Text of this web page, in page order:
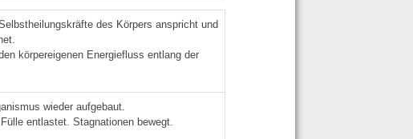
des Körpers anspricht und
körpereigenen Energiefluss entlang der
wieder aufgebaut.
entlastet. Stagnationen bewegt.